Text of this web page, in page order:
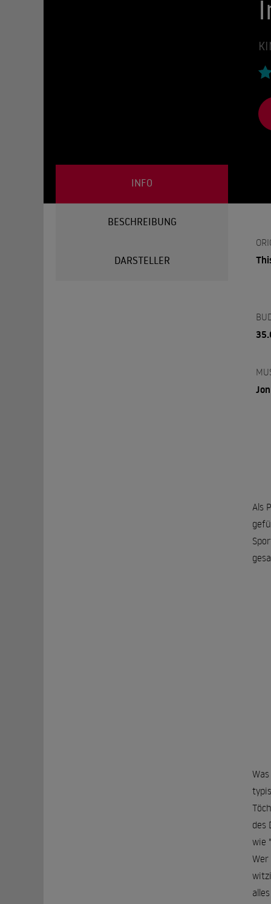
INFO
BESCHREIBUNG
DARSTELLER
Als
des
wie "